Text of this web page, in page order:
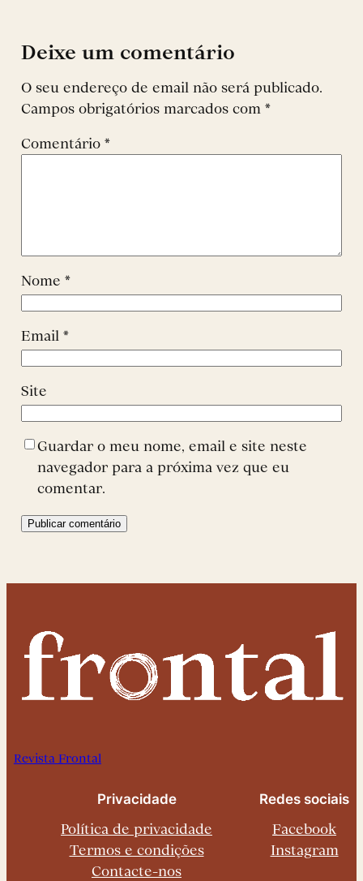
Deixe um comentário
O seu endereço de email não será publicado.
Campos obrigatórios marcados com *
Comentário *
Nome *
Email *
Site
Guardar o meu nome, email e site neste
navegador para a próxima vez que eu
comentar.
Revista Frontal
Privacidade
Política de privacidade
Termos e condições
Contacte-nos
Redes sociais
Facebook
Instagram